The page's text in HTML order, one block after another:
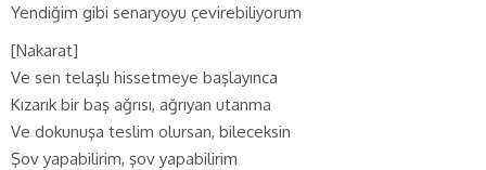
Yendiğim gibi senaryoyu çevirebiliyorum
[Nakarat]
Ve sen telaşlı hissetmeye başlayınca
Kızarık bir baş ağrısı, ağrıyan utanma
Ve dokunuşa teslim olursan, bileceksin
Şov yapabilirim, şov yapabilirim